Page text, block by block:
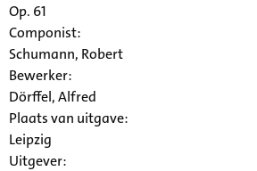
Op. 61
Componist:
Schumann, Robert
Bewerker:
Dörffel, Alfred
Plaats van uitgave:
Leipzig
Uitgever: